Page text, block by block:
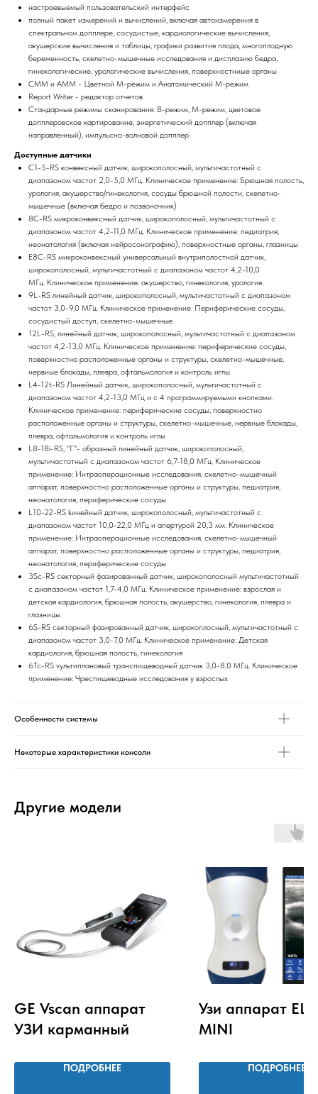
настраевыемый пользовательский интерфейс
полный пакет измерений и вычислений, включая автоизмерения в
спектральном допплере, сосудистые, кардиологические вычисления,
акушерские вычисления и таблицы, графики развития плода, многоплодную
беременность, скелетно-мышечные исследования и дисплазию бедра,
гинекологические, урологические вычисления, поверхностниые органы
CMM и AMM - Цветной М-режим и Анатомический М-режим
Report Writer - редактор отчетов
Стандарные режимы сканирования: В-режим, М-режим, цветовое
допплеровское картирование, энергетический допплер (включая
направленный), импульсно-волновой допплер
Доступные датчики
C1-5-RS конвексный датчик, широкополосный, мультичастотный с
диапазоном частот 2,0-5,0 МГц. Клиническое применение: Брюшная полость,
урология, акушерство/гинекология, сосуды брюшной полости, скелетно-
мышечные (включая бедро и позвоночник)
8C-RS микроконвексный датчик, широкополосный, мультичастотный с
диапазоном частот 4,2-11,0 МГц. Клиническое применение: педиатрия,
неонатология (включая нейросонографию), поверхностные органы, глазницы
E8C-RS микроконвексный универсальный внутриполостной датчик,
широкополосный, мультичастотный с диапазоном частот 4,2-10,0
МГц. Клиническое применение: акушерство, гинекология, урология.
9L-RS линейный датчик, широкополосный, мультичастотный с диапазоном
частот 3,0-9,0 МГц. Клиническое применение: Периферические сосуды,
сосудистый доступ, скелетно-мышечные.
12L-RS, линейный датчик, широкополосный, мультичастотный с диапазоном
частот 4,2-13,0 МГц. Клиническое применение: периферические сосуды,
поверхностно расположенные органы и структуры, скелетно-мышечные,
нервные блокады, плевра, офтальмология и контроль иглы
L4-12t-RS Линейный датчик, широкополосный, мультичастотный с
диапазоном частот 4,2-13,0 МГц и с 4 программируемыми кнопками.
Клиническое применение: периферические сосуды, поверхностно
расположенные органы и структуры, скелетно-мышечные, нервные блокады,
плевра, офтальмология и контроль иглы
L8-18i-RS, "Г"- образный линейный датчик, широкополосный,
мультичастотный с диапазоном частот 6,7-18,0 МГц. Клиническое
применение: Интраоперационные исследования, скелетно-мышечный
аппарат, поверхностно расположенные органы и структуры, педиатрия,
неонатология, периферические сосуды
L10-22-RS kинейный датчик, широкополосный, мультичастотный с
диапазоном частот 10,0-22,0 МГц и апертурой 20,3 мм. Клиническое
применение: Интраоперационные исследования, скелетно-мышечный
аппарат, поверхностно расположенные органы и структуры, педиатрия,
неонатология, периферические сосуды
3Sc-RS секторный фазированный датчик, широкополосный мультичастотный
с диапазоном частот 1,7-4,0 МГц. Клиническое применение: взрослая и
детская кардиология, брюшная полость, акушерство, гинекология, плевра и
глазницы
6S-RS cекторный фазированный датчик, широкоплосный, мультичастотный с
диапазоном частот 3,0-7,0 МГц. Клиническое применение: Детская
кардиология, брюшная полость, гинекология
6Tc-RS vультиплановый транспищеводный датчик 3,0-8,0 МГц. Клиническое
применение: Чреспищеводные исследования у взрослых
Особенности системы
Некоторые характеристики консоли
Другие модели
GE Vscan аппарат
УЗИ карманный
ПОДРОБНЕЕ
Узи аппарат
MINI
ПОДРОБНЕЕ